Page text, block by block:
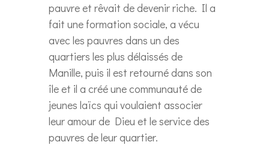
pauvre et rêvait de devenir riche. Il a
fait une formation sociale, a vécu
avec les pauvres dans un des
quartiers les plus délaissés de
Manille, puis il est retourné dans son
île et il a créé une communauté de
jeunes laïcs qui voulaient associer
leur amour de Dieu et le service des
pauvres de leur quartier.